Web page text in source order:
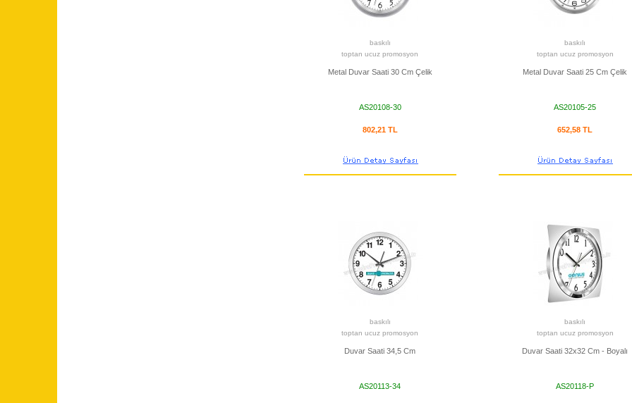
baskılı
toptan ucuz promosyon
Metal Duvar Saati 30 Cm Çelik
AS20108-30
802,21 TL
baskılı
toptan ucuz promosyon
Metal Duvar Saati 25 Cm Çelik
AS20105-25
652,58 TL
baskılı
toptan ucuz promosyon
Duvar Saati 34,5 Cm
AS20113-34
baskılı
toptan ucuz promosyon
Duvar Saati 32x32 Cm - Boyalı
AS20118-P